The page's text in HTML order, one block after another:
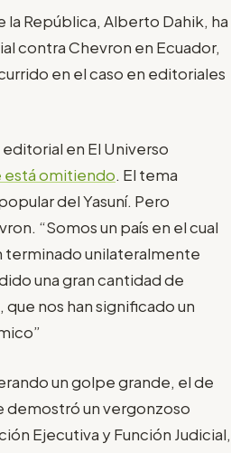
República, Alberto Dahik, ha
contra Chevron en Ecuador,
en el caso en editoriales
en El Universo
está omitiendo. El tema
del Yasuní. Pero
“Somos un país en el cual
terminado unilateralmente
una gran cantidad de
nos han significado un
un golpe grande, el de
demostró un vergonzoso
Ejecutiva y Función Judicial,